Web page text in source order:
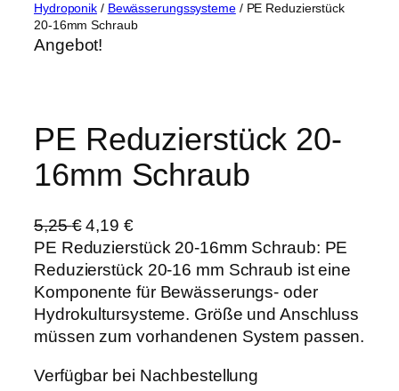
Hydroponik / Bewässerungssysteme/ PE Reduzierstück
20-16mm Schraub
Angebot!
PE Reduzierstück 20-
16mm Schraub
5,25€ U
r
s
p
r
ü
g
4,19 €A
k
t
u
e
e
PE Reduzierstück 20-16mm Schraub: PE
Reduzierstück 20-16 mm Schraub ist eine
Komponente für Bewässerungs- oder
Hydrokultursysteme. Größe und Anschluss
müssen zum vorhandenen System passen.
Verfügbar bei Nachbestellung